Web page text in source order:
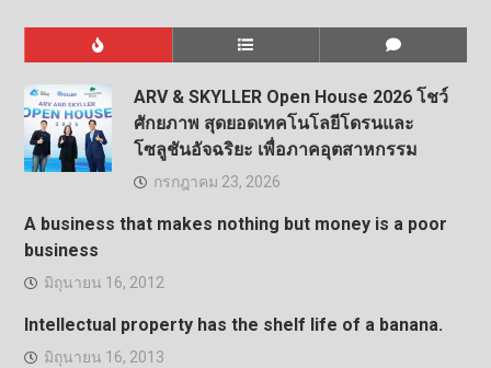
ARV & SKYLLER Open House 2026 โชว์
ศักยภาพ สุดยอดเทคโนโลยีโดรนและ
โซลูชันอัจฉริยะ เพื่อภาคอุตสาหกรรม
กรกฎาคม 23, 2026
A business that makes nothing but money is a poor
business
มิถุนายน 16, 2012
Intellectual property has the shelf life of a banana.
มิถุนายน 16, 2013